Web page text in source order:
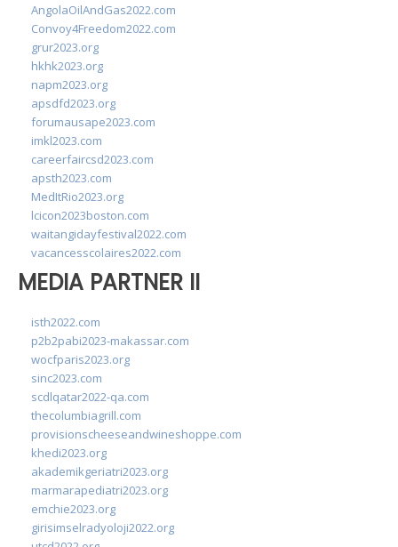
AngolaOilAndGas2022.com
Convoy4Freedom2022.com
grur2023.org
hkhk2023.org
napm2023.org
apsdfd2023.org
forumausape2023.com
imkl2023.com
careerfaircsd2023.com
apsth2023.com
MedItRio2023.org
lcicon2023boston.com
waitangidayfestival2022.com
vacancesscolaires2022.com
MEDIA PARTNER II
isth2022.com
p2b2pabi2023-makassar.com
wocfparis2023.org
sinc2023.com
scdlqatar2022-qa.com
thecolumbiagrill.com
provisionscheeseandwineshoppe.com
khedi2023.org
akademikgeriatri2023.org
marmarapediatri2023.org
emchie2023.org
girisimselradyoloji2022.org